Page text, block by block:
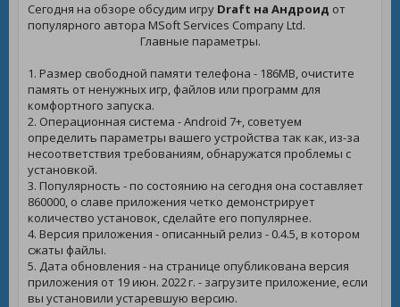
Сегодня на обзоре обсудим игру Draft на Андроид от
популярного автора MSoft Services Company Ltd.
Главные параметры.
1. Размер свободной памяти телефона - 186MB, очистите
память от ненужных игр, файлов или программ для
комфортного запуска.
2. Операционная система - Android 7+, советуем
определить параметры вашего устройства так как, из-за
несоответствия требованиям, обнаружатся проблемы с
установкой.
3. Популярность - по состоянию на сегодня она составляет
860000, о славе приложения четко демонстрирует
количество установок, сделайте его популярнее.
4. Версия приложения - описанный релиз - 0.4.5, в котором
сжаты файлы.
5. Дата обновления - на странице опубликована версия
приложения от 19 июн. 2022 г. - загрузите приложение, если
вы установили устаревшую версию.